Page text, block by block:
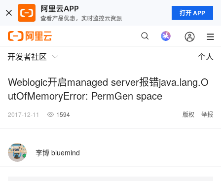
打开 APP
开发者社区 个人
Weblogic开启managed server报错java.lang.O
utOfMemoryError: PermGen space
2017-12-11 1594 版权 举报
李博 bluemind